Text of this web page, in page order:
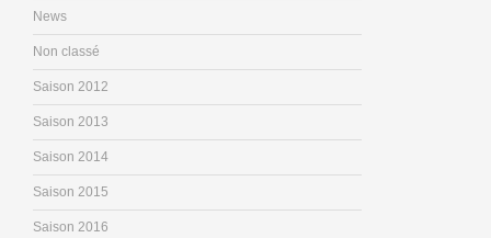
News
Non classé
Saison 2012
Saison 2013
Saison 2014
Saison 2015
Saison 2016